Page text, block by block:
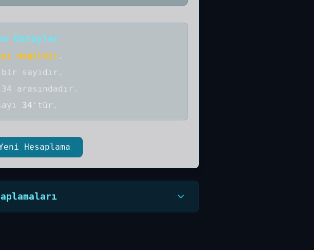
Detaylar
değildir .
bir sayıdır .
arasındadır.
34 'tür.
Hesaplama